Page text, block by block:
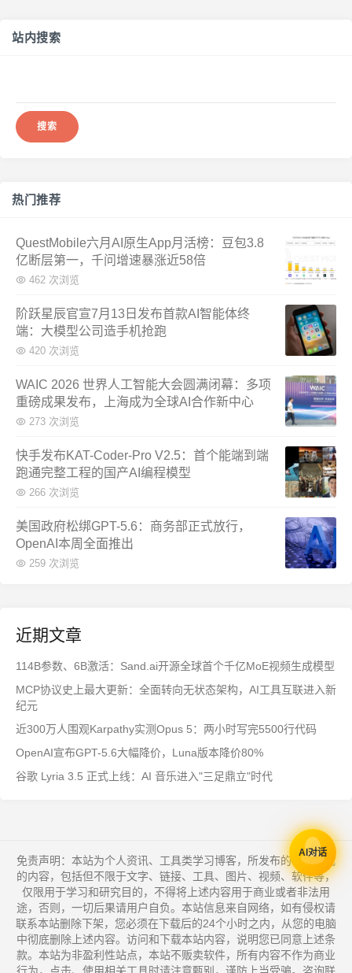
站内搜索
热门推荐
QuestMobile六月AI原生App月活榜：豆包3.8
亿断层第一，千问增速暴涨近58倍
462 次浏览
阶跃星辰官宣7月13日发布首款AI智能体终
端：大模型公司造手机抢跑
420 次浏览
WAIC 2026 世界人工智能大会圆满闭幕：多项
重磅成果发布，上海成为全球AI合作新中心
273 次浏览
快手发布KAT-Coder-Pro V2.5：首个能端到端
跑通完整工程的国产AI编程模型
266 次浏览
美国政府松绑GPT-5.6：商务部正式放行，
OpenAI本周全面推出
259 次浏览
近期文章
114B参数、6B激活：Sand.ai开源全球首个千亿MoE视频生成模型
MCP协议史上最大更新：全面转向无状态架构，AI工具互联进入新
纪元
近300万人围观Karpathy实测Opus 5：两小时写完5500行代码
OpenAI宣布GPT-5.6大幅降价，Luna版本降价80%
谷歌 Lyria 3.5 正式上线：AI 音乐进入"三足鼎立"时代
免责声明：本站为个人资讯、工具类学习博客，所发布的一切形式
的内容，包括但不限于文字、链接、工具、图片、视频、软件等，
仅限用于学习和研究目的，不得将上述内容用于商业或者非法用
途，否则，一切后果请用户自负。本站信息来自网络，如有侵权请
联系本站删除下架，您必须在下载后的24个小时之内，从您的电脑
中彻底删除上述内容。访问和下载本站内容，说明您已同意上述条
款。本站为非盈利性站点，本站不贩卖软件，所有内容不作为商业
AI对话